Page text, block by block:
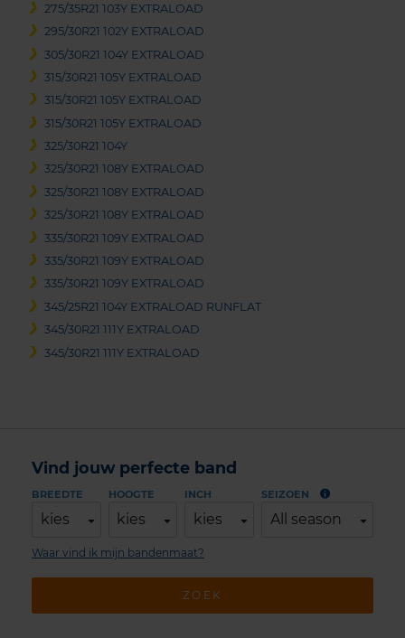
275/35R21 103Y EXTRALOAD
295/30R21 102Y EXTRALOAD
305/30R21 104Y EXTRALOAD
315/30R21 105Y EXTRALOAD
315/30R21 105Y EXTRALOAD
315/30R21 105Y EXTRALOAD
325/30R21 104Y
325/30R21 108Y EXTRALOAD
325/30R21 108Y EXTRALOAD
325/30R21 108Y EXTRALOAD
335/30R21 109Y EXTRALOAD
335/30R21 109Y EXTRALOAD
335/30R21 109Y EXTRALOAD
345/25R21 104Y EXTRALOAD RUNFLAT
345/30R21 111Y EXTRALOAD
345/30R21 111Y EXTRALOAD
Vind jouw perfecte band
BREEDTE
kies
HOOGTE
kies
INCH
kies
SEIZOEN
All season
ZOEK
Waar vind ik mijn bandenmaat?